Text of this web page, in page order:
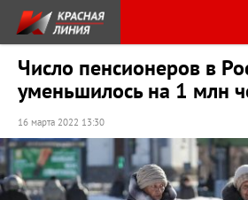
Число пенсионеров в
уменьшилось на 1 млн
16 марта 2022 13:30